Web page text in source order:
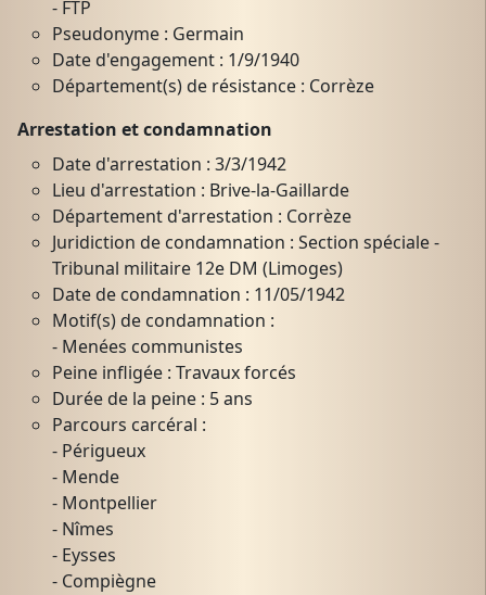
- FTP
Pseudonyme : Germain
Date d'engagement : 1/9/1940
Département(s) de résistance : Corrèze
Arrestation et condamnation
Date d'arrestation : 3/3/1942
Lieu d'arrestation : Brive-la-Gaillarde
Département d'arrestation : Corrèze
Juridiction de condamnation : Section spéciale -
Tribunal militaire 12e DM (Limoges)
Date de condamnation : 11/05/1942
Motif(s) de condamnation :
- Menées communistes
Peine infligée : Travaux forcés
Durée de la peine : 5 ans
Parcours carcéral :
- Périgueux
- Mende
- Montpellier
- Nîmes
- Eysses
- Compiègne